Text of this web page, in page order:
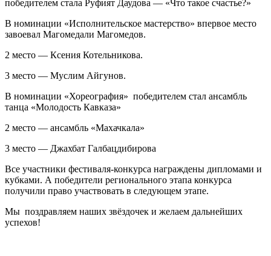
победителем стала Руфият Даудова — «Что такое счастье?»
В номинации «Исполнительское мастерство» впервое место
завоевал Магомедали Магомедов.
2 место — Ксения Котельникова.
3 место — Муслим Айгунов.
В номинации «Хореография» победителем стал ансамбль
танца «Молодость Кавказа»
2 место — ансамбль «Махачкала»
3 место — Джахбат Галбацдибирова
Все участники фестиваля-конкурса награждены дипломами и
кубками. А победители регионального этапа конкурса
получили право участвовать в следующем этапе.
Мы поздравляем наших звёздочек и желаем дальнейших
успехов!